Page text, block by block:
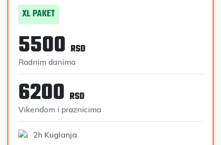
XL PAKET
5500 RSD
Radnim danima
6200 RSD
Vikendom i praznicima
2h Kuglanja